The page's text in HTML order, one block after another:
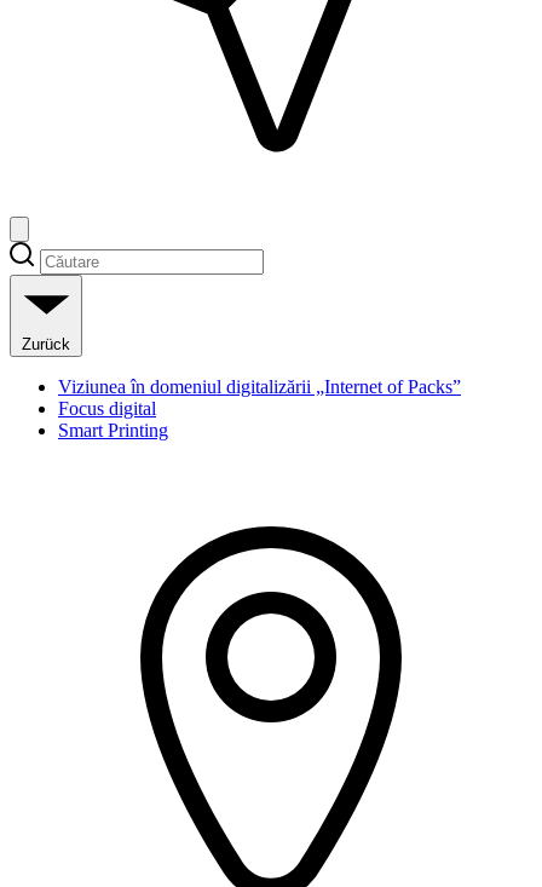
Zurück
Viziunea în domeniul digitalizării „Internet of Packs”
Focus digital
Smart Printing